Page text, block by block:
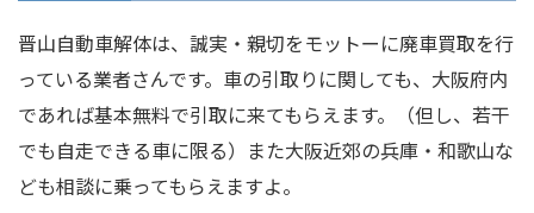
晋山自動車解体は、誠実・親切をモットーに廃車買取を行
っている業者さんです。車の引取りに関しても、大阪府内
であれば基本無料で引取に来てもらえます。（但し、若干
でも自走できる車に限る）また大阪近郊の兵庫・和歌山な
ども相談に乗ってもらえますよ。